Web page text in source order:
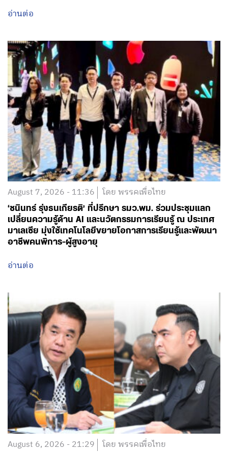
อ่านต่อ
August 7, 2026 - 11:36 โดย พรรคเพื่อไทย
‘ชนินทร์ รุ่งธนเกียรติ’ ที่ปรึกษา รมว.พม. ร่วมประชุมแลก
เปลี่ยนความรู้ด้าน AI และนวัตกรรมการเรียนรู้ ณ ประเทศ
มาเลเซีย มุ่งใช้เทคโนโลยีขยายโอกาสการเรียนรู้และพัฒนา
อาชีพคนพิการ-ผู้สูงอายุ
อ่านต่อ
August 6, 2026 - 21:29 โดย พรรคเพื่อไทย